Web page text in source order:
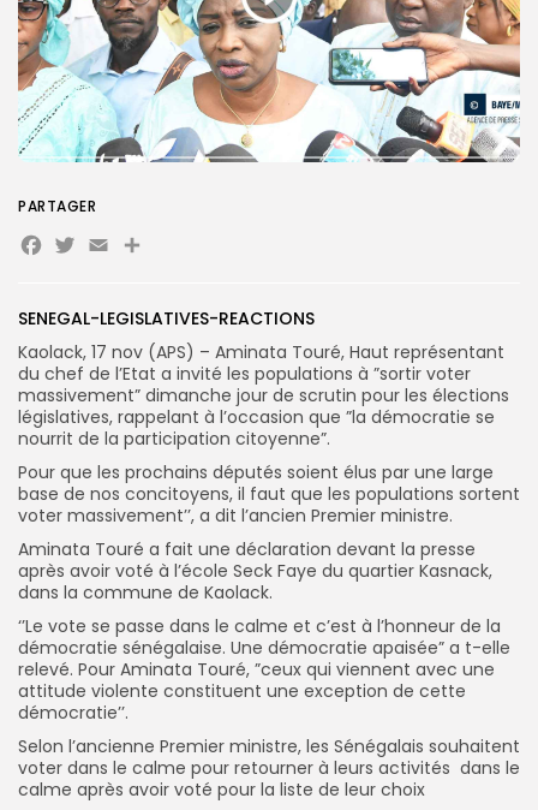
for:
SENEGAL-LEGISLATIVES-REACTIONS
Kaolack, 17 nov (APS) – Aminata Touré, Haut représentant
du chef de l’Etat a invité les populations à ”sortir voter
massivement” dimanche jour de scrutin pour les élections
législatives, rappelant à l’occasion que ”la démocratie se
nourrit de la participation citoyenne”.
Pour que les prochains députés soient élus par une large
base de nos concitoyens, il faut que les populations sortent
voter massivement’’, a dit l’ancien Premier ministre.
Aminata Touré a fait une déclaration devant la presse
après avoir voté à l’école Seck Faye du quartier Kasnack,
dans la commune de Kaolack.
‘’Le vote se passe dans le calme et c’est à l’honneur de la
démocratie sénégalaise. Une démocratie apaisée” a t-elle
relevé. Pour Aminata Touré, ”ceux qui viennent avec une
attitude violente constituent une exception de cette
démocratie’’.
Selon l’ancienne Premier ministre, les Sénégalais souhaitent
voter dans le calme pour retourner à leurs activités dans le
calme après avoir voté pour la liste de leur choix
PARTAGER
Facebook
Twitter
EmailPartager